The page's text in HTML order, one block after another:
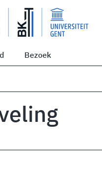
Bezoek